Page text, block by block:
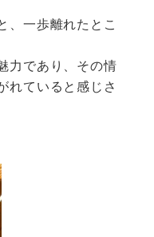
、一歩離れたとこ
力であり、その情
れていると感じさ